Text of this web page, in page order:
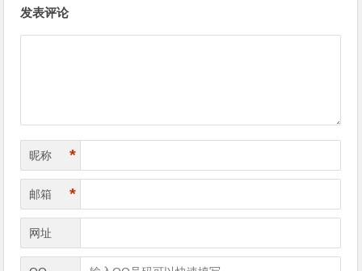
发表评论
昵称 *
邮箱 *
网址